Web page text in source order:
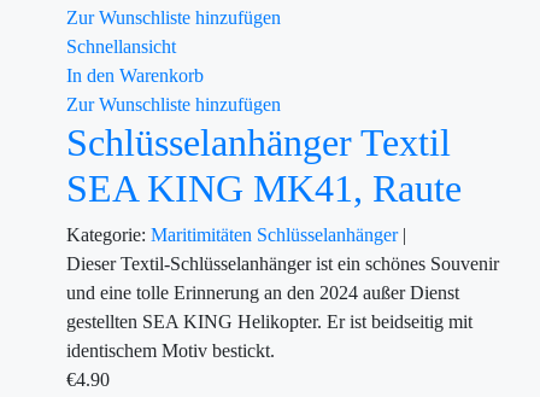
Zur Wunschliste hinzufügen
Schnellansicht
In den Warenkorb
Zur Wunschliste hinzufügen
Schlüsselanhänger Textil
SEA KING MK41, Raute
Kategorie: Maritimitäten Schlüsselanhänger |
Dieser Textil-Schlüsselanhänger ist ein schönes Souvenir
und eine tolle Erinnerung an den 2024 außer Dienst
gestellten SEA KING Helikopter. Er ist beidseitig mit
identischem Motiv bestickt.
€4.90